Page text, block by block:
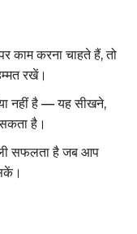
काम करना चाहते हैं, तो
रखें।
नहीं है — यह सीखने,
है।
सफलता है जब आप